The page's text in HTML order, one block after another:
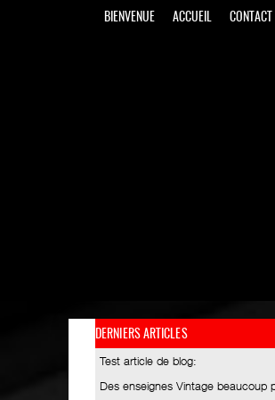
BIENVENUE ACCUEIL CONTACT
DERNIERS ARTICLES
Test article de blog:
Des enseignes Vintage beaucoup